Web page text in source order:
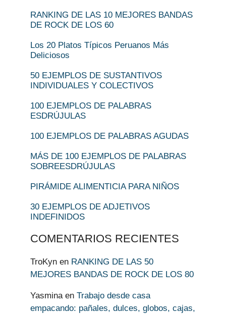
RANKING DE LAS 10 MEJORES BANDAS
DE ROCK DE LOS 60
Los 20 Platos Típicos Peruanos Más
Deliciosos
50 EJEMPLOS DE SUSTANTIVOS
INDIVIDUALES Y COLECTIVOS
100 EJEMPLOS DE PALABRAS
ESDRÚJULAS
100 EJEMPLOS DE PALABRAS AGUDAS
MÁS DE 100 EJEMPLOS DE PALABRAS
SOBREESDRÚJULAS
PIRÁMIDE ALIMENTICIA PARA NIÑOS
30 EJEMPLOS DE ADJETIVOS
INDEFINIDOS
COMENTARIOS RECIENTES
TroKyn en RANKING DE LAS 50
MEJORES BANDAS DE ROCK DE LOS 80
Yasmina en Trabajo desde casa
empacando: pañales, dulces, globos, cajas,